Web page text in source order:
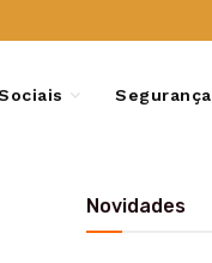
Novidades